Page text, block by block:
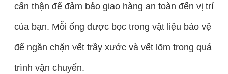
cẩn thận để đảm bảo giao hàng an toàn đến vị trí
của bạn. Mỗi ống được bọc trong vật liệu bảo vệ
để ngăn chặn vết trầy xước và vết lõm trong quá
trình vận chuyển.